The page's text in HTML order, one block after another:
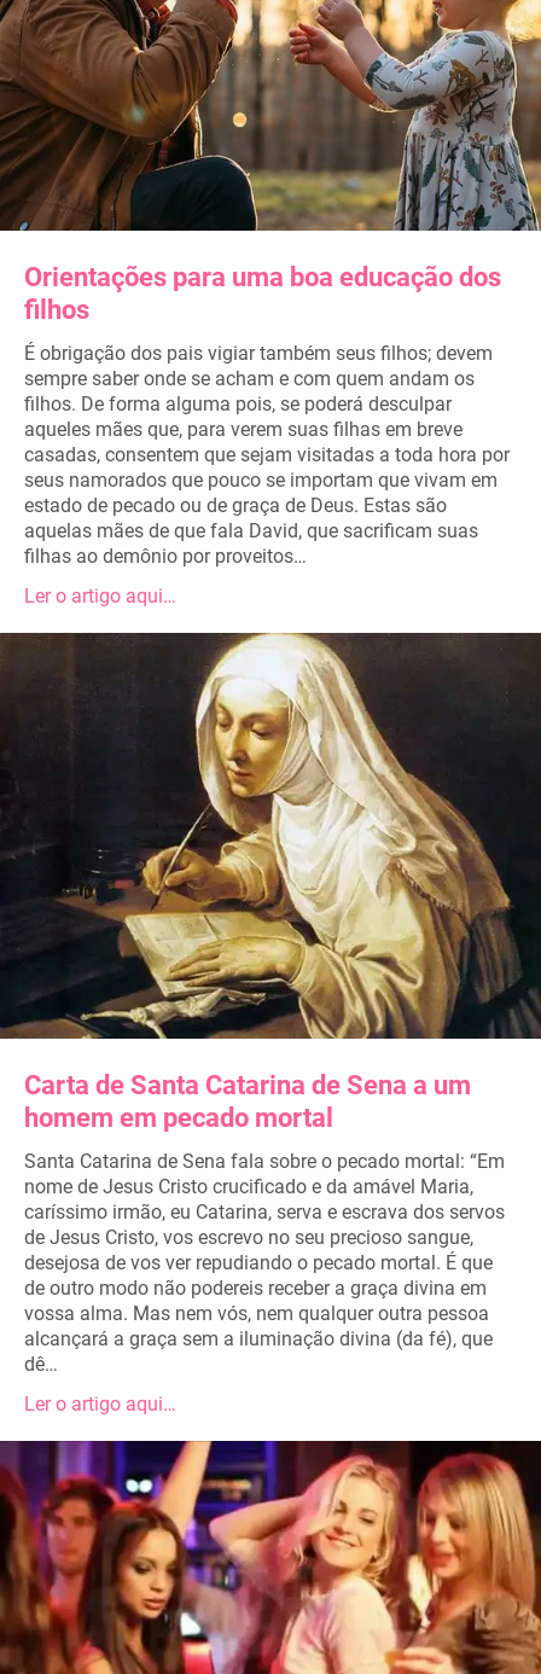
Orientações para uma boa educação dos
filhos
É obrigação dos pais vigiar também seus filhos; devem
sempre saber onde se acham e com quem andam os
filhos. De forma alguma pois, se poderá desculpar
aqueles mães que, para verem suas filhas em breve
casadas, consentem que sejam visitadas a toda hora por
seus namorados que pouco se importam que vivam em
estado de pecado ou de graça de Deus. Estas são
aquelas mães de que fala David, que sacrificam suas
filhas ao demônio por proveitos…
Ler o artigo aqui…
Carta de Santa Catarina de Sena a um
homem em pecado mortal
Santa Catarina de Sena fala sobre o pecado mortal: “Em
nome de Jesus Cristo crucificado e da amável Maria,
caríssimo irmão, eu Catarina, serva e escrava dos servos
de Jesus Cristo, vos escrevo no seu precioso sangue,
desejosa de vos ver repudiando o pecado mortal. É que
de outro modo não podereis receber a graça divina em
vossa alma. Mas nem vós, nem qualquer outra pessoa
alcançará a graça sem a iluminação divina (da fé), que
dê…
Ler o artigo aqui…